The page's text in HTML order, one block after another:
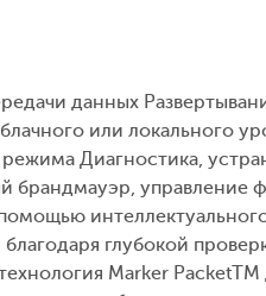
данных
или локального
Диагностика,
управление
глубокой
Marker